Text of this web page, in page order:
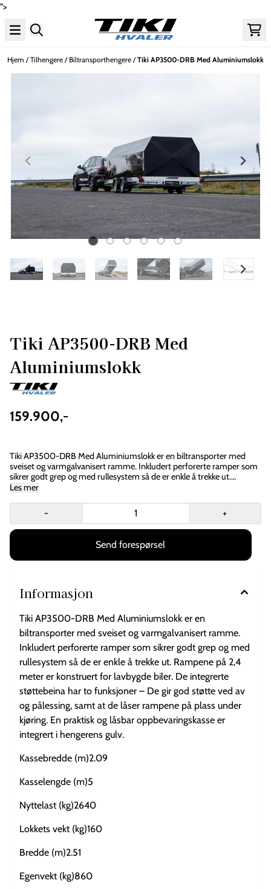
">
Hopp til innhold
Hjem / Tilhengere / Biltransporthengere / Tiki AP3500-DRB Med Aluminiumslokk
Tiki AP3500-DRB Med
Aluminiumslokk
159.900,-
Tiki AP3500-DRB Med Aluminiumslokk er en biltransporter med
sveiset og varmgalvanisert ramme. Inkludert perforerte ramper som
sikrer godt grep og med rullesystem så de er enkle å trekke ut.
Rampene på 2,4 meter er konstruert for lavbygde biler. De integrerte
samt at de låser rampene på plass under kjøring. En praktisk og låsbar
oppbevaringskasse er integrert i hengerens gulv. Kassebredde
(m)2.09 Kasselengde (m)5 Nyttelast (kg)2640 Lokkets vekt (kg)160
Bredde (m)2.51 Egenvekt (kg)860 Bremset JA Lengde (m)6.61 Antall
Torsjonsaksel Totalvekt (kg)3500 Standardutstyr Låsbar
Uttrekkbare kjøreramper med rullesystem Aluminiums lokk
Balanserte hjul med M+S dekk Kontakt 13-pins LED-lys Støttehjul
Lammenes 48, 1680 Skjærhalden. Pris på tilhengere inkluderer skilt,
registrering og klargjøring.
Les mer
- +
Send forespørsel
Informasjon
Tiki AP3500-DRB Med Aluminiumslokk er en
biltransporter med sveiset og varmgalvanisert ramme.
Inkludert perforerte ramper som sikrer godt grep og med
rullesystem så de er enkle å trekke ut. Rampene på 2,4
meter er konstruert for lavbygde biler. De integrerte
støttebeina har to funksjoner – De gir god støtte ved av
og pålessing, samt at de låser rampene på plass under
kjøring. En praktisk og låsbar oppbevaringskasse er
integrert i hengerens gulv.
Kassebredde (m)2.09
Kasselengde (m)5
Nyttelast (kg)2640
Lokkets vekt (kg)160
Bredde (m)2.51
Egenvekt (kg)860